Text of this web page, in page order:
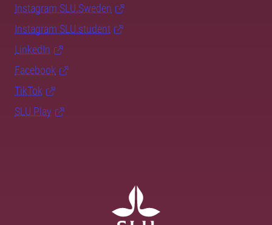
Instagram SLU.Sweden
Instagram SLU.student
LinkedIn
Facebook
TikTok
SLU Play